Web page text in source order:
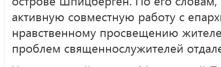
активную совместную работу с
нравственному просвещению
проблем священнослужителей